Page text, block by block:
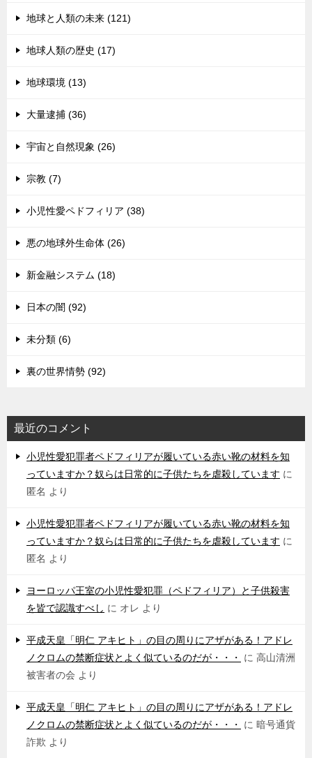
地球と人類の未来 (121)
地球人類の歴史 (17)
地球環境 (13)
大量逮捕 (36)
宇宙と自然現象 (26)
宗教 (7)
小児性愛ペドフィリア (38)
悪の地球外生命体 (26)
新金融システム (18)
日本の闇 (92)
未分類 (6)
裏の世界情勢 (92)
最近のコメント
小児性愛犯罪者ペドフィリアが履いている赤い靴の材料を知
っていますか？奴らは日常的に子供たちを虐殺しています に
匿名 より
小児性愛犯罪者ペドフィリアが履いている赤い靴の材料を知
っていますか？奴らは日常的に子供たちを虐殺しています に
匿名 より
ヨーロッパ王室の小児性愛犯罪（ペドフィリア）と子供殺害
を皆で認識すべし に オレ より
平成天皇「明仁 アキヒト」の目の周りにアザがある！アドレ
ノクロムの禁断症状とよく似ているのだが・・・
に 高山清洲
被害者の会 より
平成天皇「明仁 アキヒト」の目の周りにアザがある！アドレ
ノクロムの禁断症状とよく似ているのだが・・・
に 暗号通貨
詐欺 より